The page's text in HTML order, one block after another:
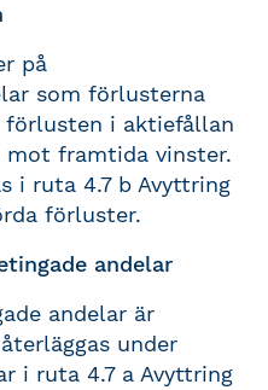
på
som förlusterna
i aktiefållan
mot framtida vinster.
i ruta 4.7 b Avyttring
förluster.
andelar
andelar är
under
i ruta 4.7 a Avyttring